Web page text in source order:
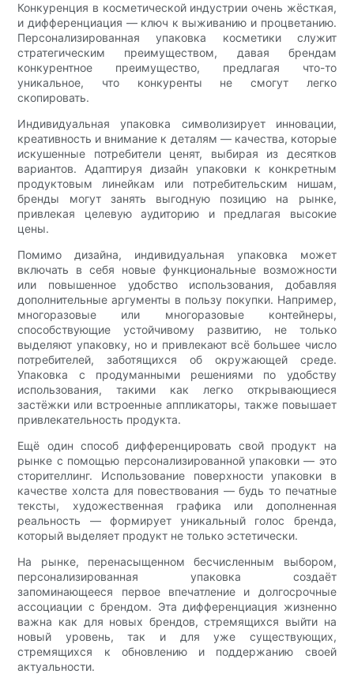
Конкуренция в косметической индустрии очень жёсткая,
и дифференциация — ключ к выживанию и процветанию.
Персонализированная упаковка косметики служит
стратегическим преимуществом, давая брендам
конкурентное преимущество, предлагая что-то
уникальное, что конкуренты не смогут легко
скопировать.
Индивидуальная упаковка символизирует инновации,
креативность и внимание к деталям — качества, которые
искушенные потребители ценят, выбирая из десятков
вариантов. Адаптируя дизайн упаковки к конкретным
продуктовым линейкам или потребительским нишам,
бренды могут занять выгодную позицию на рынке,
привлекая целевую аудиторию и предлагая высокие
цены.
Помимо дизайна, индивидуальная упаковка может
включать в себя новые функциональные возможности
или повышенное удобство использования, добавляя
дополнительные аргументы в пользу покупки. Например,
многоразовые или многоразовые контейнеры,
способствующие устойчивому развитию, не только
выделяют упаковку, но и привлекают всё большее число
потребителей, заботящихся об окружающей среде.
Упаковка с продуманными решениями по удобству
использования, такими как легко открывающиеся
застёжки или встроенные аппликаторы, также повышает
привлекательность продукта.
Ещё один способ дифференцировать свой продукт на
рынке с помощью персонализированной упаковки — это
сторителлинг. Использование поверхности упаковки в
качестве холста для повествования — будь то печатные
тексты, художественная графика или дополненная
реальность — формирует уникальный голос бренда,
который выделяет продукт не только эстетически.
На рынке, перенасыщенном бесчисленным выбором,
персонализированная упаковка создаёт
запоминающееся первое впечатление и долгосрочные
ассоциации с брендом. Эта дифференциация жизненно
важна как для новых брендов, стремящихся выйти на
новый уровень, так и для уже существующих,
стремящихся к обновлению и поддержанию своей
актуальности.